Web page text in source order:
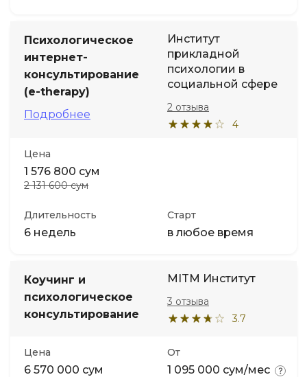
Психологическое
интернет-
консультирование
(e-therapy)
Подробнее
Институт
прикладной
психологии в
социальной сфере
4
2 отзыва
Цена
1 576 800 сум
2 131 600 сум
Длительность
6 недель
Старт
в любое время
Коучинг и
психологическое
консультирование
MITM Институт
3.7
3 отзыва
Цена
6 570 000 сум
От
1 095 000 сум/мес